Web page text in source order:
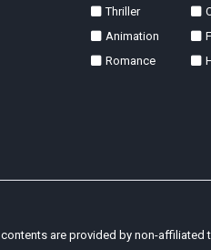
Thriller
Animation
Romance
are provided by non-affiliated